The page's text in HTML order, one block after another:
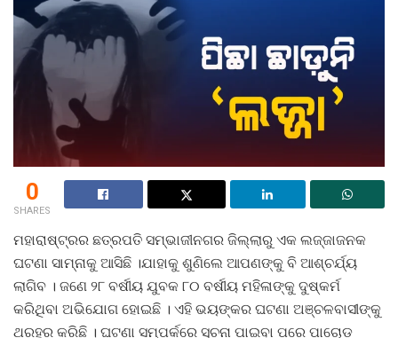
0
SHARES
ମହାରାଷ୍ଟ୍ରର ଛତ୍ରପତି ସମ୍ଭାଜୀନଗର ଜିଲ୍ଲାରୁ ଏକ ଲଜ୍ଜାଜନକ
ଘଟଣା ସାମ୍ନାକୁ ଆସିଛି ।ଯାହାକୁ ଶୁଣିଲେ ଆପଣଙ୍କୁ ବି ଆଶ୍ଚର୍ଯ୍ୟ
ଲାଗିବ । ଜଣେ ୨୮ ବର୍ଷୀୟ ଯୁବକ ୮୦ ବର୍ଷୀୟ ମହିଳାଙ୍କୁ ଦୁଷ୍କର୍ମ
କରିଥିବା ଅଭିଯୋଗ ହୋଇଛି । ଏହି ଭୟଙ୍କର ଘଟଣା ଅଞ୍ଚଳବାସୀଙ୍କୁ
ଥରହର କରିଛି । ଘଟଣା ସମ୍ପର୍କରେ ସୂଚନା ପାଇବା ପରେ ପାଚୋଡ